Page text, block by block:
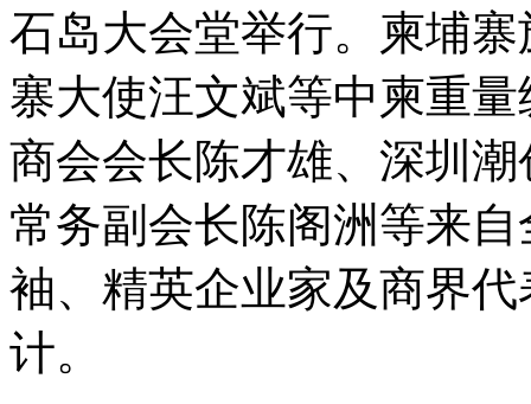
石岛大会堂举行。柬埔
寨大使汪文斌等中柬重
商会会长陈才雄、深圳
常务副会长陈阁洲等来
袖、精英企业家及商界
计。